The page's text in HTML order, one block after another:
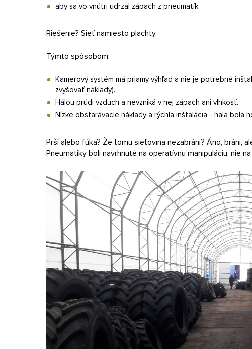
aby sa vo vnútri udržal zápach z pneumatík.
Riešenie? Sieť namiesto plachty.
Týmto spôsobom:
Kamerový systém má priamy výhľad a nie je potrebné
zvyšovať náklady).
Hálou prúdi vzduch a nevzniká v nej zápach ani vlhkosť.
Nízke obstarávacie náklady a rýchla inštalácia - hala bola
Prší alebo fúka? Že tomu sieťovina nezabráni? Áno, bráni,
Pneumatiky boli navrhnuté na operatívnu manipuláciu, nie